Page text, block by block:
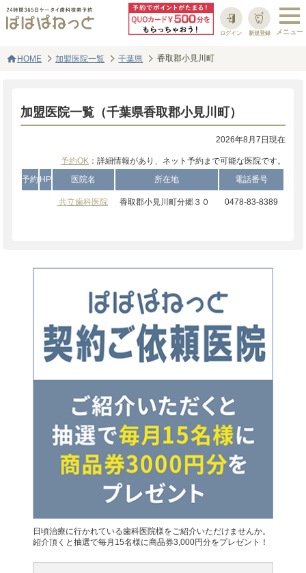
新規登録
ログイン
homeHOME 加盟医院一覧 千葉県 香取郡小見川町
加盟医院一覧（千葉県香取郡小見川町）
2026年8月7日現在
予約OK：詳細情報があり、ネット予約まで可能な医院です。
予約 HP 医院名 所在地 電話番号
共立歯科医院 香取郡小見川町分郷３０ 0478-83-8389
日頃治療に行かれている歯科医院様をご紹介いただけませんか。
紹介頂くと抽選で毎月15名様に商品券3,000円分をプレゼント！